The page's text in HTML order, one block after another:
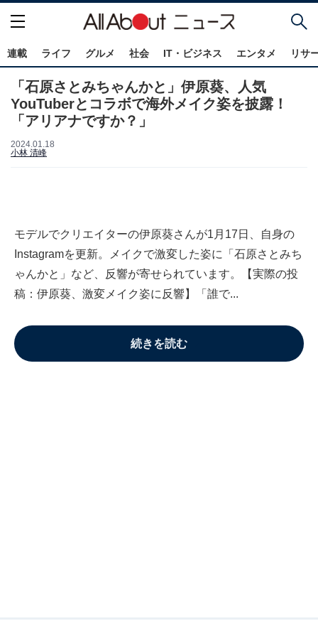
連載 ライフ グルメ 社会 IT・ビジネス エンタメ リサ
「石原さとみちゃんかと」伊原葵、人気
YouTuberとコラボで海外メイク姿を披露！
「アリアナですか？」
2024.01.18
小林 清峰
モデルでクリエイターの伊原葵さんが1月17日、自身の
Instagramを更新。メイクで激変した姿に「石原さとみち
ゃんかと」など、反響が寄せられています。【実際の投
稿：伊原葵、激変メイク姿に反響】「誰で...
続きを読む